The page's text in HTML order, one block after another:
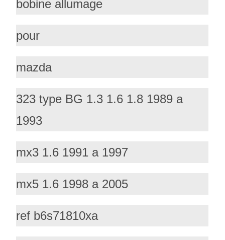
bobine allumage
pour
mazda
323 type BG 1.3 1.6 1.8 1989 a
1993
mx3 1.6 1991 a 1997
mx5 1.6 1998 a 2005
ref b6s71810xa